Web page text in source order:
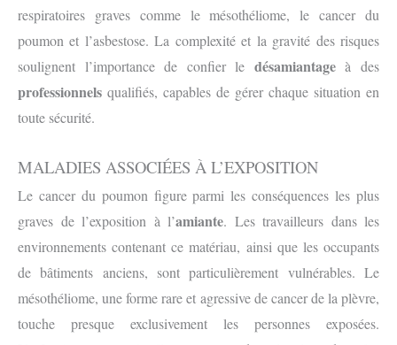
respiratoires graves comme le mésothéliome, le cancer du
poumon et l’asbestose. La complexité et la gravité des risques
soulignent l’importance de confier le désamiantageà des
professionnels qualifiés, capables de gérer chaque situation en
toute sécurité.
MALADIES ASSOCIÉES À L’EXPOSITION
Le cancer du poumon figure parmi les conséquences les plus
graves de l’exposition à l’amiante. Les travailleurs dans les
environnements contenant ce matériau, ainsi que les occupants
de bâtiments anciens, sont particulièrement vulnérables. Le
mésothéliome, une forme rare et agressive de cancer de la plèvre,
touche presque exclusivement les personnes exposées.